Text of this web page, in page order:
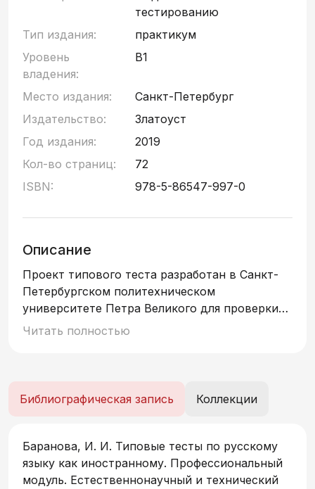
тестированию
Тип издания:
практикум
Уровень
владения:
B1
Место издания:
Санкт-Петербург
Издательство:
Златоуст
Год издания:
2019
Кол-во страниц:
72
ISBN:
978-5-86547-997-0
Описание
Проект типового теста разработан в Санкт-
Петербургском политехническом
университете Петра Великого для проверки
уровня коммуникативной компетенции
Читать полностью
Библиографическая запись Коллекции
Баранова, И. И. Типовые тесты по русскому
языку как иностранному. Профессиональный
модуль. Естественнонаучный и технический